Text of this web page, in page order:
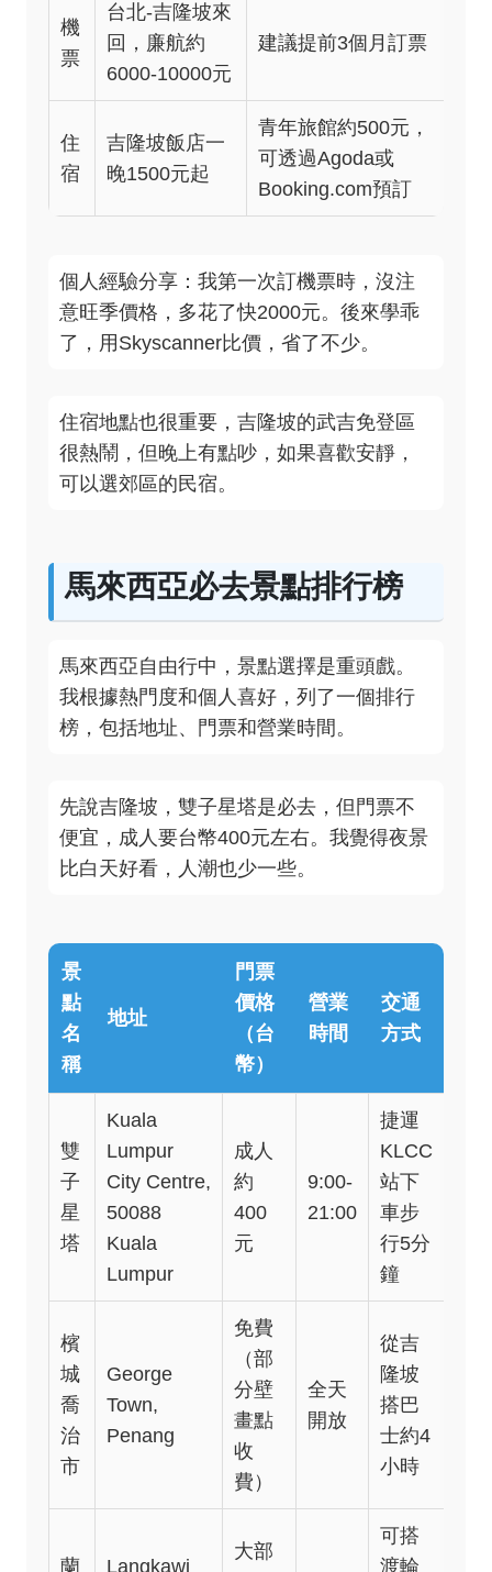
機
票
台北-吉隆坡來
回，廉航約
6000-10000元
建議提前3個月訂票
住
宿
吉隆坡飯店一
晚1500元起
青年旅館約500元，
可透過Agoda或
Booking.com預訂
個人經驗分享：我第一次訂機票時，沒注
意旺季價格，多花了快2000元。後來學乖
了，用Skyscanner比價，省了不少。
住宿地點也很重要，吉隆坡的武吉免登區
很熱鬧，但晚上有點吵，如果喜歡安靜，
可以選郊區的民宿。
馬來西亞必去景點排行榜
馬來西亞自由行中，景點選擇是重頭戲。
我根據熱門度和個人喜好，列了一個排行
榜，包括地址、門票和營業時間。
先說吉隆坡，雙子星塔是必去，但門票不
便宜，成人要台幣400元左右。我覺得夜景
比白天好看，人潮也少一些。
景
點
名
稱
地址
門票
價格
（台
幣）
營業
時間
交通
方式
雙
子
星
塔
Kuala
Lumpur
City Centre,
50088
Kuala
Lumpur
成人
約
400
元
9:00-
21:00
捷運
KLCC
站下
車步
行5分
鐘
檳
城
喬
治
市
George
Town,
Penang
免費
（部
分壁
畫點
收
費）
全天
開放
從吉
隆坡
搭巴
士約4
小時
蘭 Langkawi
大部
可搭
渡輪